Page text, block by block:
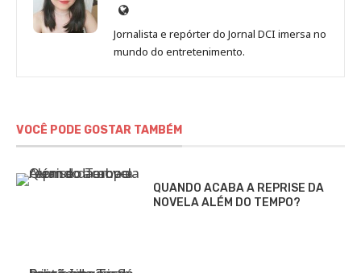
Site
de
Sara
Jornalista e repórter do Jornal DCI imersa no
mundo do entretenimento.
VOCÊ PODE GOSTAR TAMBÉM
QUANDO ACABA A REPRISE DA
NOVELA ALÉM DO TEMPO?